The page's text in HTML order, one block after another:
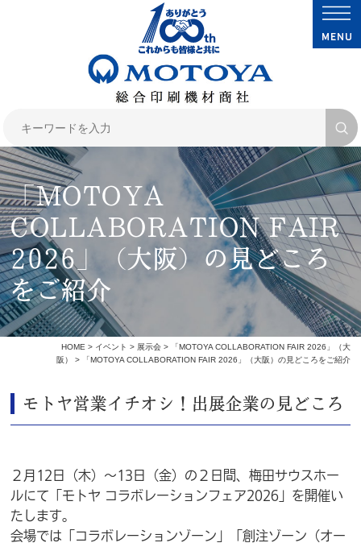
「MOTOYA
COLLABORATION FAIR
2026」（大阪）の見どころ
をご紹介
HOME> イベント > 展示会>
「MOTOYA COLLABORATION FAIR 2026」（大
阪）
> 「MOTOYA COLLABORATION FAIR 2026」（大阪）の見どころをご紹介
モトヤ営業イチオシ！出展企業の見どころ
２月12日（木）～13日（金）の２日間、梅田サウスホー
ルにて 「モトヤ コラボレーションフェア2026」を開催い
たします。
会場では「コラボレーションゾーン」「創注ゾーン（オー